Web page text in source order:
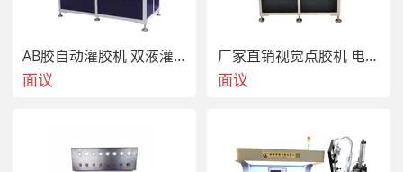
AB胶自动灌胶机 双液灌胶机 LED软灯带灌胶机
面议
厂家直销视觉点胶机 电子产品点胶机 点胶机
面议